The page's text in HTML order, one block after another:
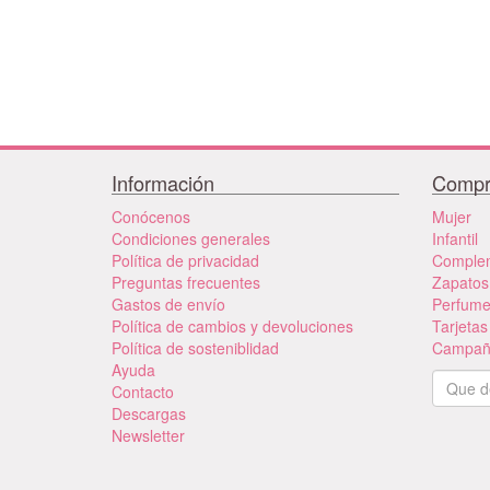
Información
Conócenos
Condiciones generales
Política de privacidad
Preguntas frecuentes
Gastos de envío
Política de cambios y devoluciones
Política de sosteniblidad
Ayuda
Contacto
Descargas
Newsletter
Mujer
Infantil
Perfume